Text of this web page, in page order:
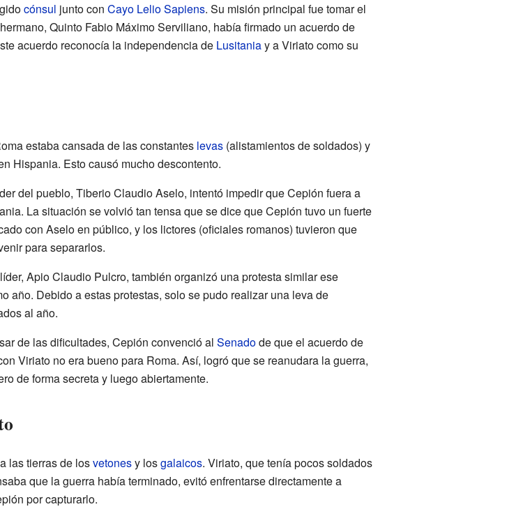
cónsul junto con Cayo Lelio Sapiens. Su misión principal fue tomar el
Quinto Fabio Máximo Serviliano, había firmado un acuerdo de
acuerdo reconocía la independencia de Lusitaniay a Viriato como su
estaba cansada de las constantes levas(alistamientos de soldados) y
Hispania. Esto causó mucho descontento.
del pueblo, Tiberio Claudio Aselo, intentó impedir que Cepión fuera a
La situación se volvió tan tensa que se dice que Cepión tuvo un fuerte
con Aselo en público, y los lictores (oficiales romanos) tuvieron que
para separarlos.
Apio Claudio Pulcro, también organizó una protesta similar ese
año. Debido a estas protestas, solo se pudo realizar una leva de
al año.
de las dificultades, Cepión convenció al Senadode que el acuerdo de
Viriato no era bueno para Roma. Así, logró que se reanudara la guerra,
de forma secreta y luego abiertamente.
las tierras de losvetonesy losgalaicos. Viriato, que tenía pocos soldados
que la guerra había terminado, evitó enfrentarse directamente a
por capturarlo.